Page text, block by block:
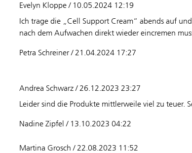
Evelyn Kloppe / 10.05.2024 12:19
Ich trage die „Cell Support Cream“ abends auf
nach dem Aufwachen direkt wieder eincremen
Petra Schreiner / 21.04.2024 17:27
Andrea Schwarz / 26.12.2023 23:27
Leider sind die Produkte mittlerweile viel zu teuer.
Nadine Zipfel / 13.10.2023 04:22
Martina Grosch / 22.08.2023 11:52